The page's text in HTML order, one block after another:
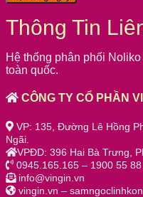
Thông Tin
Hệ thống phân phối
toàn quốc.
CÔNG TY CỔ PHẦN
VP: 135, Đường Lê Hồng
Ngãi.
VPĐD: 396 Hai Bà Trưng,
0945.165.165 – 1900 55 88
info@vingin.vn
vingin.vn –